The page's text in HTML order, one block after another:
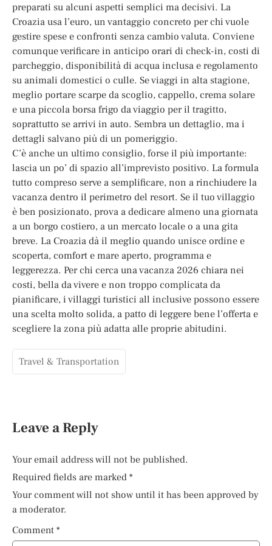
preparati su alcuni aspetti semplici ma decisivi. La
Croazia usa l’euro, un vantaggio concreto per chi vuole
gestire spese e confronti senza cambio valuta. Conviene
comunque verificare in anticipo orari di check-in, costi di
parcheggio, disponibilità di acqua inclusa e regolamento
su animali domestici o culle. Se viaggi in alta stagione,
meglio portare scarpe da scoglio, cappello, crema solare
e una piccola borsa frigo da viaggio per il tragitto,
soprattutto se arrivi in auto. Sembra un dettaglio, ma i
dettagli salvano più di un pomeriggio.
C’è anche un ultimo consiglio, forse il più importante:
lascia un po’ di spazio all’imprevisto positivo. La formula
tutto compreso serve a semplificare, non a rinchiudere la
vacanza dentro il perimetro del resort. Se il tuo villaggio
è ben posizionato, prova a dedicare almeno una giornata
a un borgo costiero, a un mercato locale o a una gita
breve. La Croazia dà il meglio quando unisce ordine e
scoperta, comfort e mare aperto, programma e
leggerezza. Per chi cerca una vacanza 2026 chiara nei
costi, bella da vivere e non troppo complicata da
pianificare, i villaggi turistici all inclusive possono essere
una scelta molto solida, a patto di leggere bene l’offerta e
scegliere la zona più adatta alle proprie abitudini.
Travel & Transportation
Leave a Reply
Your email address will not be published.
Required fields are marked *
Your comment will not show until it has been approved by
a moderator.
Comment *